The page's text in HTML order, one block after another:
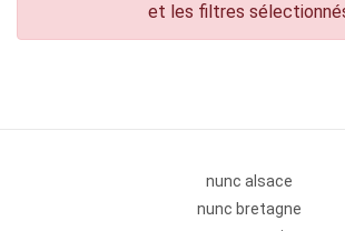
et les filtres
nunc alsace
nunc bretagne